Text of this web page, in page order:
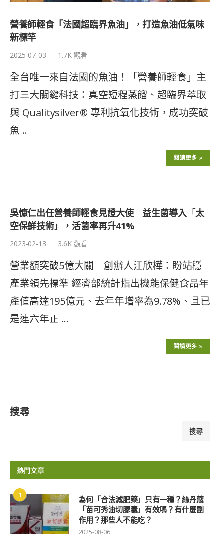
營養師輕食「法國超臨界魚油」，打造魚油低氣味
新標竿
2025-07-03 1.7K 觀看
全台唯一來自法國的魚油！「營養師輕食」主
打三大關鍵科技：真空短程蒸餾、超臨界萃取
與 Qualitysilver® 專利抗氧化技術，成功突破
魚 …
閱讀更多
吳慷仁出任營養師輕食見證大使 益生菌導入「太
空保鮮技術」，活菌率再升41%
2023-02-13 3.6K 觀看
營業額突破5億大關 創辦人江欣樺：盼站穩
產業領先標準 經濟部統計指出機能保健食品年
產值高達195億元、去年年增率為9.78%、且已
是連六年正 …
閱讀更多
搜尋
搜尋
熱門文章
1
為何「合法減肥藥」只有一種？絲丹蔻
「苗可秀油切膠囊」有效嗎？有什麼副
作用？那些人不能吃？
2025-08-06